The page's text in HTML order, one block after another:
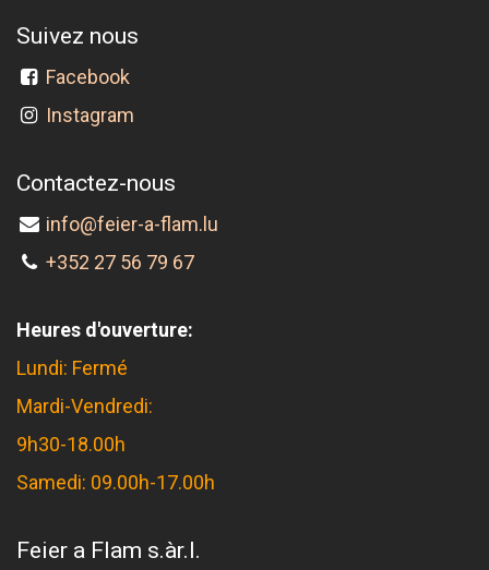
Suivez nous
Facebook
Instagram
Contactez-nous
info@feier-a-flam.lu
+352 27 56 79 67
Heures d'ouverture:
Lundi: Fermé
Mardi-Vendredi:
9h30-18.00h
Samedi: 09.00h-17.00h
Feier a Flam s.àr.l.